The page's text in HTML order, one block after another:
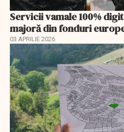
Servicii vamale 100%
majoră din fonduri
03 APRILIE 2026